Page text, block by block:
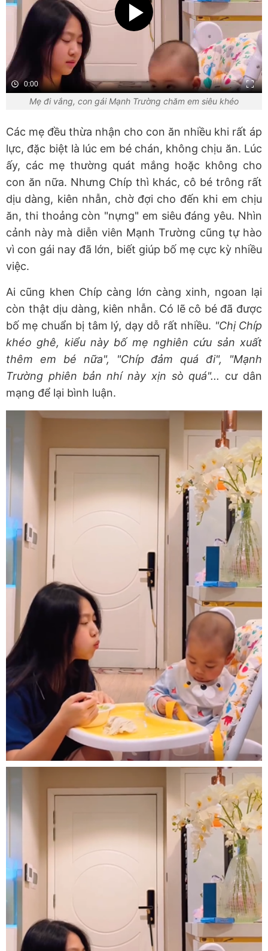
0:00
Mẹ đi vắng, con gái Mạnh Trường chăm em siêu khéo
Các mẹ đều thừa nhận cho con ăn nhiều khi rất áp
lực, đặc biệt là lúc em bé chán, không chịu ăn. Lúc
ấy, các mẹ thường quát mắng hoặc không cho
con ăn nữa. Nhưng Chíp thì khác, cô bé trông rất
dịu dàng, kiên nhẫn, chờ đợi cho đến khi em chịu
ăn, thi thoảng còn "nựng" em siêu đáng yêu. Nhìn
cảnh này mà diễn viên Mạnh Trường cũng tự hào
vì con gái nay đã lớn, biết giúp bố mẹ cực kỳ nhiều
việc.
Ai cũng khen Chíp càng lớn càng xinh, ngoan lại
còn thật dịu dàng, kiên nhẫn. Có lẽ cô bé đã được
bố mẹ chuẩn bị tâm lý, dạy dỗ rất nhiều. "Chị Chíp
khéo ghê, kiểu này bố mẹ nghiên cứu sản xuất
thêm em bé nữa", "Chíp đảm quá đi", "Mạnh
Trường phiên bản nhí này xịn sò quá"... cư dân
mạng để lại bình luận.